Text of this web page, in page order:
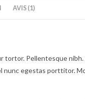
AVIS (1)
tortor. Pellentesque
nunc egestas porttitor.